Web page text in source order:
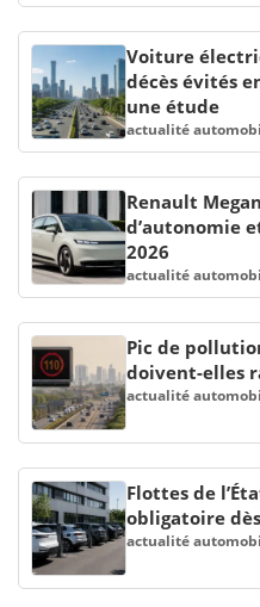
Voiture
décès évités
une étude
actualité
Renault
d’autonomie
2026
actualité
Pic de
doivent-elles
actualité
Flottes de
obligatoire
actualité